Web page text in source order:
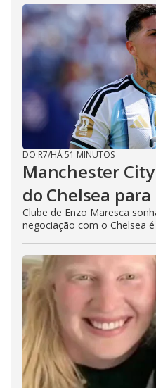
DO R7/HÁ 51 MINUTOS
Manchester
do Chelsea
Clube de Enzo Maresca
negociação com o Chelsea